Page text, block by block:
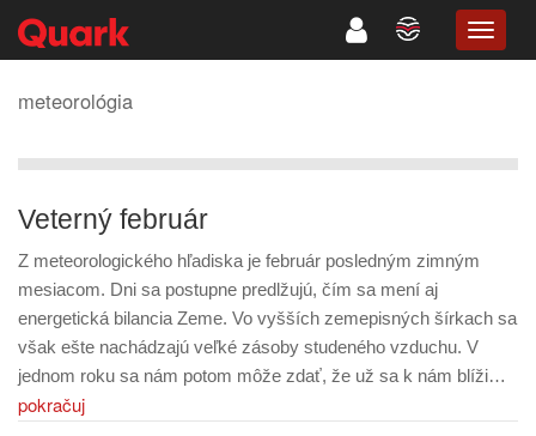
meteorológia
Veterný február
Z meteorologického hľadiska je február posledným zimným
mesiacom. Dni sa postupne predlžujú, čím sa mení aj
energetická bilancia Zeme. Vo vyšších zemepisných šírkach sa
však ešte nachádzajú veľké zásoby studeného vzduchu. V
jednom roku sa nám potom môže zdať, že už sa k nám blíži…
pokračuj